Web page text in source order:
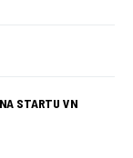
STARTU VN